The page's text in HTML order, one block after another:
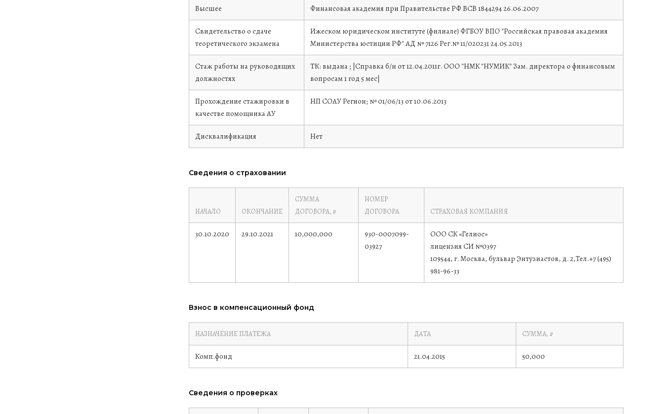
Высшее Финансовая академия при Правительстве РФ ВСВ 184429426.06.2007
Свидетельство о сдаче
теоретического экзамена
Ижеском юридическом институте (филиале) ФГБОУ ВПО "Российская правовая академия
Министерства юстиции РФ"АД № 7126 Рег.№ 11/02023124.05.2013
Стаж работы на руководящих
должностях
ТК: выдана ; |Справка б/н от 12.04.2011г. ООО "НМК "НУМИК" Зам. директора о финансовым
вопросам 1 год 5 мес|
Прохождение стажировки в
качестве помощника АУ
НП СОАУ Регион; № 01/06/13 от 10.06.2013
Дисквалификация Нет
Сведения о страховании
НАЧАЛО ОКОНЧАНИЕ
СУММА
ДОГОВОРА, ₽
НОМЕР
ДОГОВОРА
СТРАХОВАЯ КОМПАНИЯ
30.10.2020 29.10.2021 10,000,000
930-0007099-
03927
ООО СК «Гелиос»
лицензия СИ №0397
109544, г. Москва, бульвар Энтузиастов, д. 2,Тел.+7 (495)
981-96-33
Взнос в компенсационный фонд
НАЗНАЧЕНИЕ ПЛАТЕЖА ДАТА СУММА, ₽
Комп.фонд 21.04.2015 50,000
Сведения о проверках